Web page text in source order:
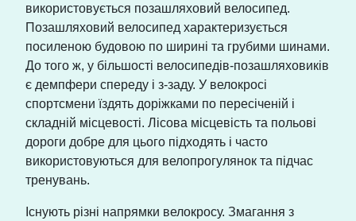
використовується позашляховий велосипед.
Позашляховий велосипед характеризується
посиленою будовою по ширині та грубими шинами.
До того ж, у більшості велосипедів-позашляховиків
є демпфери спереду і з-заду. У велокросі
спортсмени їздять доріжками по пересіченій і
складній місцевості. Лісова місцевість та польові
дороги добре для цього підходять і часто
використовуються для велопрогулянок та підчас
тренувань.
Існують різні напрямки велокросу. Змагання з